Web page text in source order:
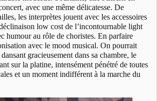
avec une même délicatesse. De
les interprètes jouent avec les accessoires
low cost de l’incontournable light
humour au rôle de choristes. En parfaire
avec le mood musical. On pourrait
gracieusement dans sa chambre, le
sur la platine, intensément pénétré de toutes
et un moment indifférent à la marche du